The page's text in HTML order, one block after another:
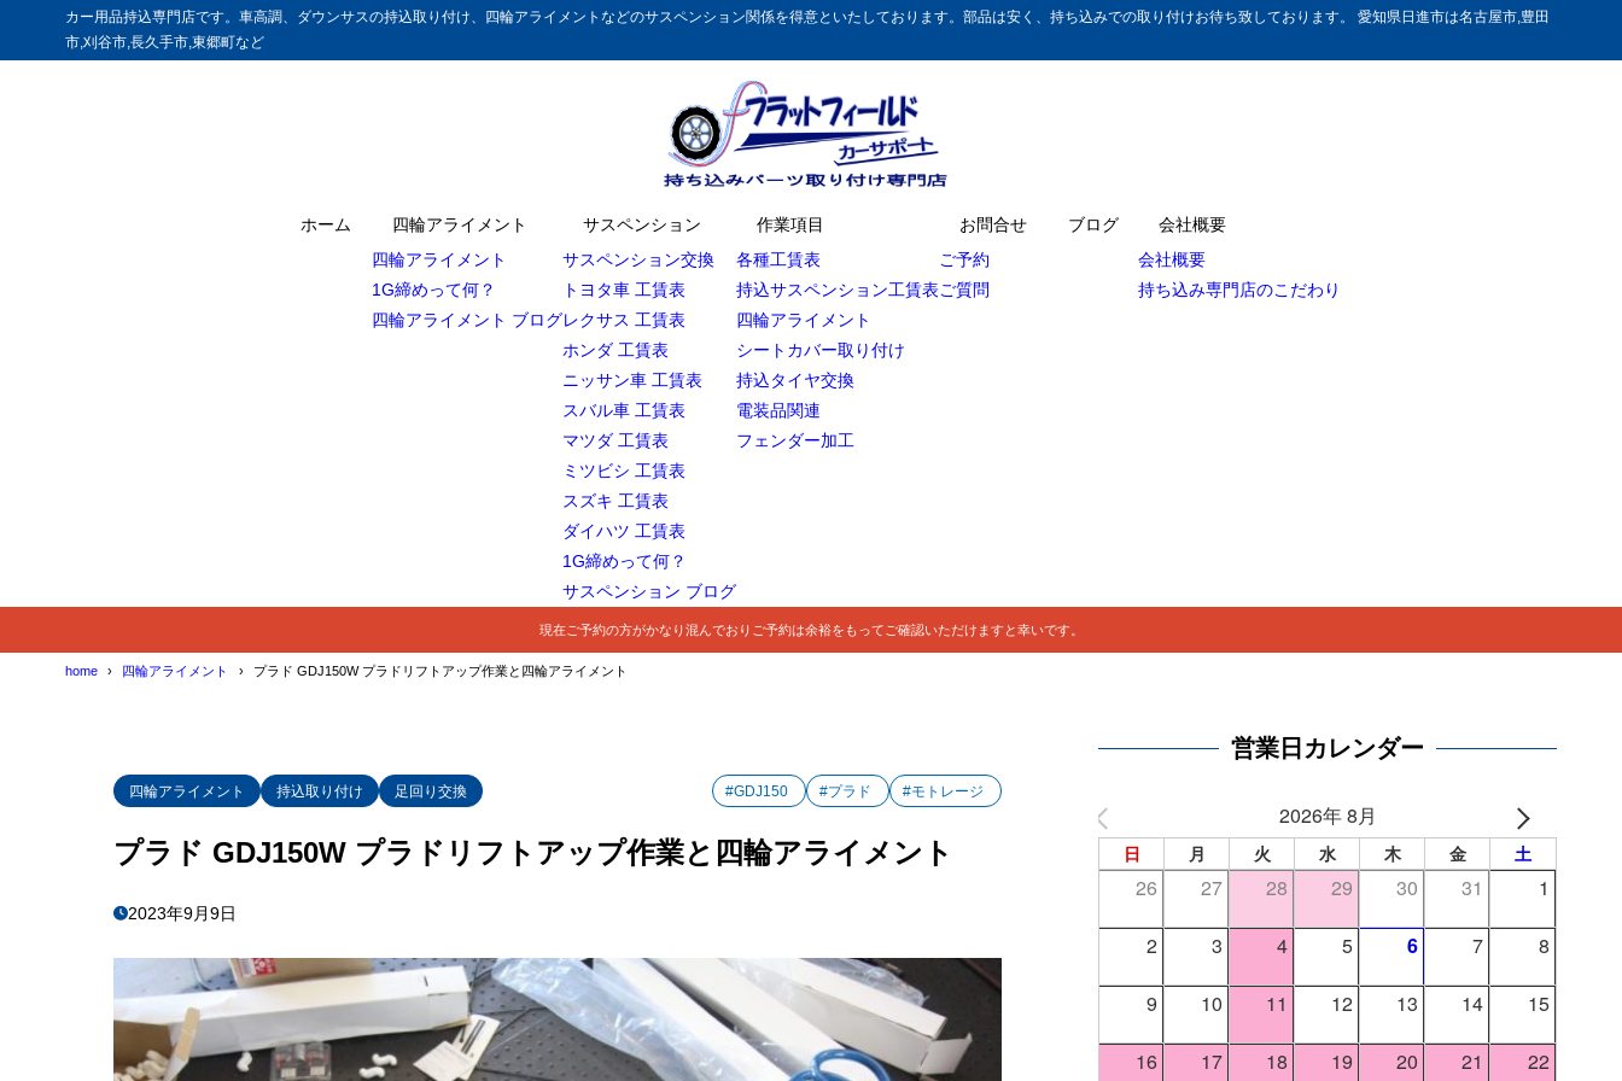
カー用品持込専門店です。車高調、ダウンサスの持込取り付け、四輪アライメントなどのサスペンション関係を得意といたしております。部品は安く、持ち込みでの取り付けお待ち致しております。 愛知県日進市は名古屋市,豊田
市,刈谷市,長久手市,東郷町など
ホーム
四輪アライメント
四輪アライメント
1G締めって何？
四輪アライメント ブログ
サスペンション
サスペンション交換
トヨタ車 工賃表
レクサス 工賃表
ホンダ 工賃表
ニッサン車 工賃表
スバル車 工賃表
マツダ 工賃表
ミツビシ 工賃表
スズキ 工賃表
ダイハツ 工賃表
1G締めって何？
サスペンション ブログ
作業項目
各種工賃表
持込サスペンション工賃表
四輪アライメント
シートカバー取り付け
持込タイヤ交換
電装品関連
フェンダー加工
お問合せ
ご予約
ご質問
ブログ
会社概要
会社概要
持ち込み専門店のこだわり
現在ご予約の方がかなり混んでおりご予約は余裕をもってご確認いただけますと幸いです。
home 四輪アライメント プラド GDJ150W プラドリフトアップ作業と四輪アライメント
四輪アライメント 持込取り付け 足回り交換 #GDJ150 #プラド #モトレージ
プラド GDJ150W プラドリフトアップ作業と四輪アライメント
2023年9月9日
営業日カレンダー
2026年 8月
日 月 火 水 木 金 土
26 27 28 29 30 31 1
2 3 4 5 6 7 8
9 10 11 12 13 14 15
16 17 18 19 20 21 22